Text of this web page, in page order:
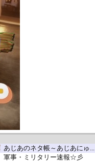
あじあのネタ帳～あじあにゅ...
軍事・ミリタリー速報☆彡